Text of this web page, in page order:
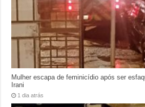
Mulher escapa de feminicídio após ser
Irani
1 dia atrás